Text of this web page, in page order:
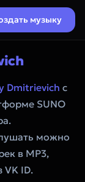
музыку
Dmitrievich с
SUNO
можно
в MP3,
VK ID.